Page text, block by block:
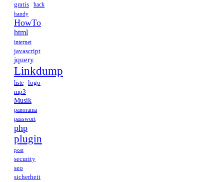
gratis hack
handy
HowTo
html
internet
javascript
jquery
Linkdump
liste
logo
mp3
Musik
panorama
passwort
php
plugin
post
security
seo
sicherheit